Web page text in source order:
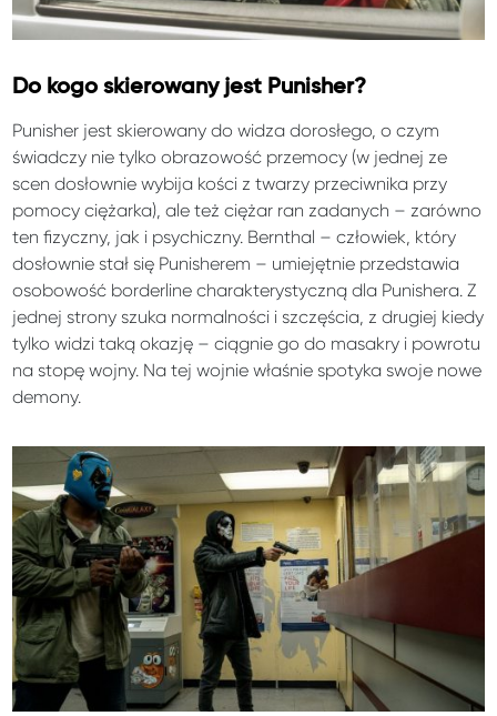
Do kogo skierowany jest Punisher?
Punisher jest skierowany do widza dorosłego, o czym
świadczy nie tylko obrazowość przemocy (w jednej ze
scen dosłownie wybija kości z twarzy przeciwnika przy
pomocy ciężarka), ale też ciężar ran zadanych – zarówno
ten fizyczny, jak i psychiczny. Bernthal – człowiek, który
dosłownie stał się Punisherem – umiejętnie przedstawia
osobowość borderline charakterystyczną dla Punishera. Z
jednej strony szuka normalności i szczęścia, z drugiej kiedy
tylko widzi taką okazję – ciągnie go do masakry i powrotu
na stopę wojny. Na tej wojnie właśnie spotyka swoje nowe
demony.